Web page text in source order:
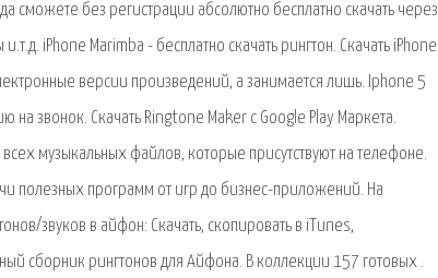
сможете без регистрации абсолютно бесплатно скачать через
iPhone Marimba - бесплатно скачать рингтон. Скачать iPhone
версии произведений, а занимается лишь. Iphone 5
на звонок. Скачать Ringtone Maker с Google Play Маркета.
музыкальных файлов, которые присутствуют на телефоне.
полезных программ от игр до бизнес-приложений. На
звуков в айфон: Скачать, скопировать в iTunes,
сборник рингтонов для Айфона. В коллекции 157 готовых .